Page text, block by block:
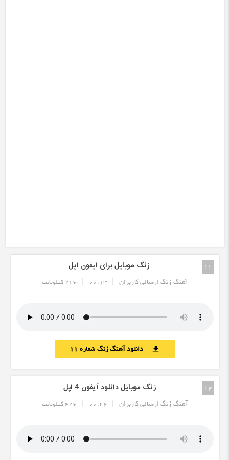
11 زنگ موبایل برای ایفون اپل
آهنگ زنگ ارسالی کاربران |
00:13
| 216 کیلوبایت
download دانلود آهنگ زنگ شماره 11
12 زنگ موبایل دانلود آیفون 4 اپل
آهنگ زنگ ارسالی کاربران |
00:26
| 426 کیلوبایت